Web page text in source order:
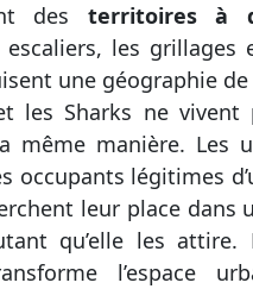
des territoires à
escaliers, les grillages
une géographie de
les Sharks ne vivent
même manière. Les
occupants légitimes
leur place dans
qu’elle les attire.
l’espace